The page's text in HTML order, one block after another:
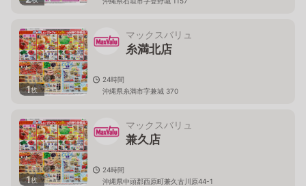
1枚
マックスバリュ
糸満北店
24時間
沖縄県糸満市字兼城 370
1枚
マックスバリュ
兼久店
24時間
沖縄県中頭郡西原町兼久古川原44-1